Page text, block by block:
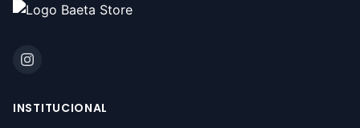
INSTITUCIONAL